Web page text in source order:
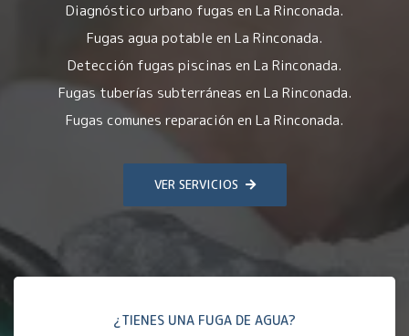
Diagnóstico urbano fugas en La Rinconada.
Fugas agua potable en La Rinconada.
Detección fugas piscinas en La Rinconada.
Fugas tuberías subterráneas en La Rinconada.
Fugas comunes reparación en La Rinconada.
VER SERVICIOS
¿TIENES UNA FUGA DE AGUA?